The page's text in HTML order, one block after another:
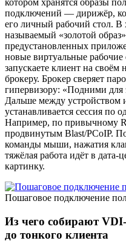
подключений — дирижёр,
его личный рабочий стол.
называемый «золотой
предустановленных
новые виртуальные
запускаете клиент на своём
брокеру. Брокер сверяет
гипервизору: «Подними для
Дальше между устройством
устанавливается сессия по
Например, по привычному
продвинутым Blast/PCoIP.
команды мыши, нажатия
тяжёлая работа идёт в дата-
картинку.
Пошаговое подключение
Из чего собирают
до тонкого клиента